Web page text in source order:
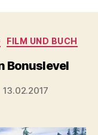
FILM UND BUCH
Bonuslevel
13.02.2017